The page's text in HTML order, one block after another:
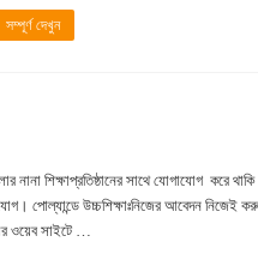
সম্পূর্ণ দেখুন
শিক্ষাপ্রতিষ্ঠানের সাথে যোগাযোগ করে
পোল্যান্ডে উচ্চশিক্ষাঃনিজের আবেদন নিজেই
ওয়েব সাইটে …